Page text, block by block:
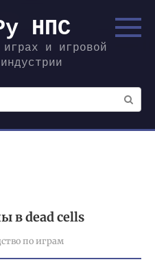
НПС
и игровой
индустрии
в dead cells
по играм